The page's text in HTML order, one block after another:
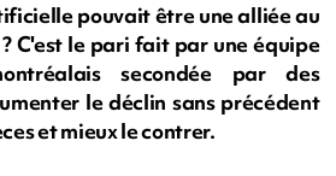
pouvait être une alliée au
C'est le pari fait par une équipe
secondée par des
le déclin sans précédent
et mieux le contrer.